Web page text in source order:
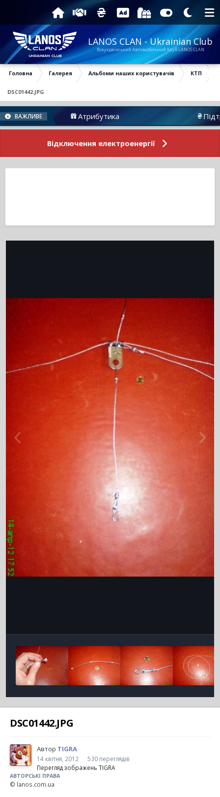
LANOS CLAN - Ukrainian Club
Всеукраїнський Автомобільний Клуб LANOS CLAN
Головна Галерея Альбоми наших користувачів КТП
DSC01442.JPG
ВАЖЛИВЕ Атрибутика
Відключення електроенергії
DSC01442.JPG
Автор TIGRA
14 квітня, 2012
530 переглядів
Перегляд зображень TIGRA
АВТОРСЬКІ ПРАВА
© lanos.com.ua